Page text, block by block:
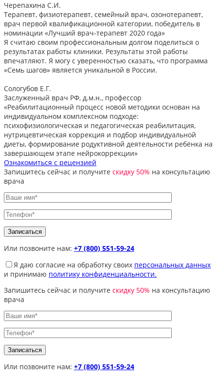
Черепахина С.И.
Терапевт, физиотерапевт, семейный врач, озонотерапевт,
врач первой квалификационной категории, победитель в
номинации «Лучший врач-терапевт 2020 года»
Я считаю своим профессиональным долгом поделиться о
результатах работы клиники. Результаты этой работы
впечатляют. Я могу с уверенностью сказать, что программа
«Семь шагов» является уникальной в России.
Сологубов Е.Г.
Заслуженный врач РФ, д.м.н., профессор
«Реабилитационный процесс новой методики основан на
индивидуальном комплексном подходе:
психофизиологическая и педагогическая реабилитация,
нутрицевтическая коррекция и подбор индивидуальной
диеты, формирование родуктивной деятельности ребёнка на
завершающем этапе нейрокоррекции»
Ознакомиться с рецензией
Запишитесь сейчас и получите скидку 50% на консультацию
врача
Или позвоните нам: +7 (800) 551-59-24
Я даю согласие на обработку своих персональных данных
и принимаю политику конфиденциальности.
Запишитесь сейчас и получите скидку 50% на консультацию
врача
Или позвоните нам: +7 (800) 551-59-24